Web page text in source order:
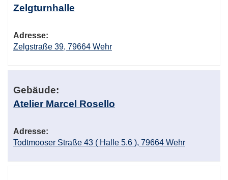
Zelgturnhalle
Adresse:
Zelgstraße 39, 79664 Wehr
Gebäude:
Atelier Marcel Rosello
Adresse:
Todtmooser Straße 43 ( Halle 5.6 ), 79664 Wehr